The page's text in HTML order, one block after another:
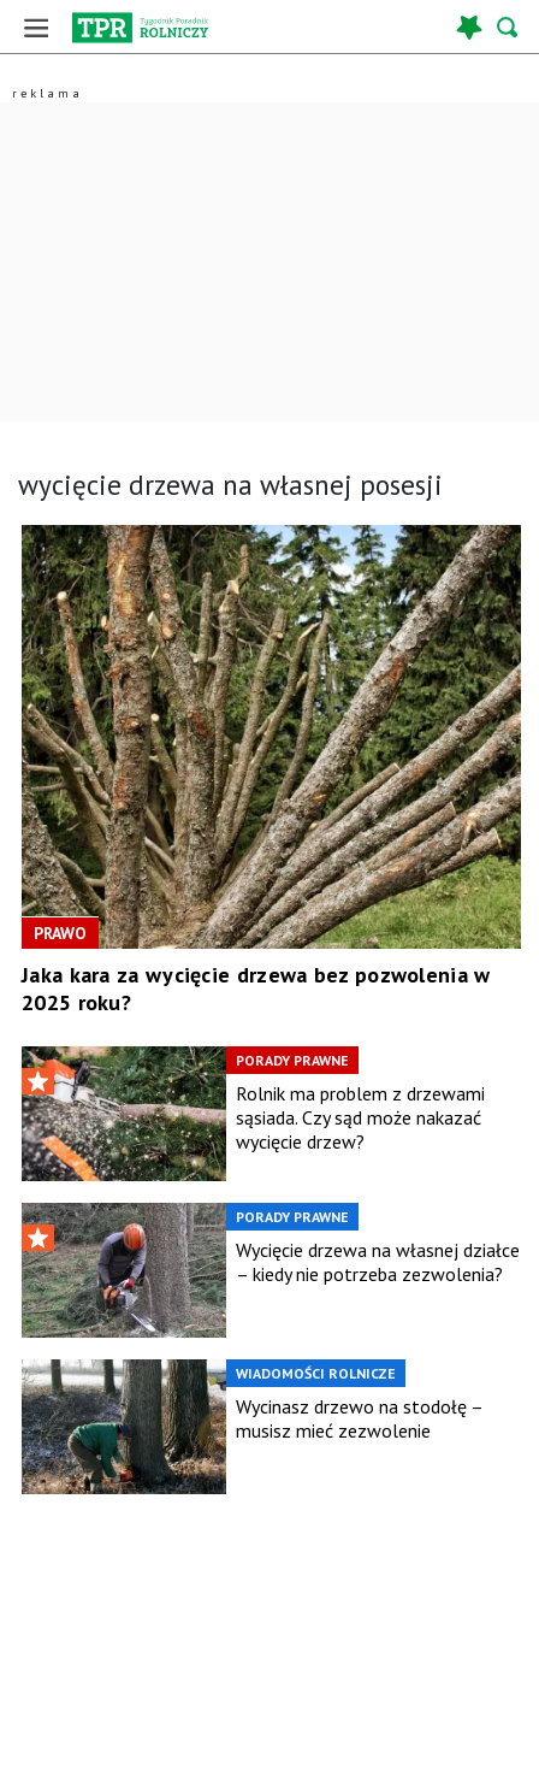
wycięcie drzewa na własnej posesji
PRAWO
Jaka kara za wycięcie drzewa bez pozwolenia w
2025 roku?
PORADY PRAWNE
Rolnik ma problem z drzewami
sąsiada. Czy sąd może nakazać
wycięcie drzew?
PORADY PRAWNE
Wycięcie drzewa na własnej działce
– kiedy nie potrzeba zezwolenia?
WIADOMOŚCI ROLNICZE
Wycinasz drzewo na stodołę –
musisz mieć zezwolenie